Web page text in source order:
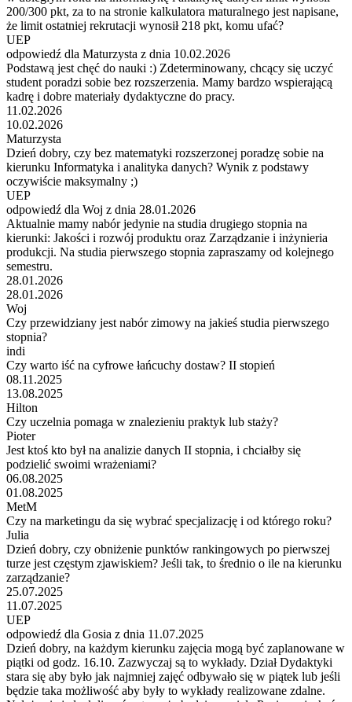
200/300 pkt, za to na stronie kalkulatora maturalnego jest napisane,
że limit ostatniej rekrutacji wynosił 218 pkt, komu ufać?
UEP
odpowiedź dla Maturzysta z dnia 10.02.2026
Podstawą jest chęć do nauki :) Zdeterminowany, chcący się uczyć
student poradzi sobie bez rozszerzenia. Mamy bardzo wspierającą
kadrę i dobre materiały dydaktyczne do pracy.
11.02.2026
10.02.2026
Maturzysta
Dzień dobry, czy bez matematyki rozszerzonej poradzę sobie na
kierunku Informatyka i analityka danych? Wynik z podstawy
oczywiście maksymalny ;)
UEP
odpowiedź dla Woj z dnia 28.01.2026
Aktualnie mamy nabór jedynie na studia drugiego stopnia na
kierunki: Jakości i rozwój produktu oraz Zarządzanie i inżynieria
produkcji. Na studia pierwszego stopnia zapraszamy od kolejnego
semestru.
28.01.2026
28.01.2026
Woj
Czy przewidziany jest nabór zimowy na jakieś studia pierwszego
stopnia?
indi
Czy warto iść na cyfrowe łańcuchy dostaw? II stopień
08.11.2025
13.08.2025
Hilton
Czy uczelnia pomaga w znalezieniu praktyk lub staży?
Pioter
Jest ktoś kto był na analizie danych II stopnia, i chciałby się
podzielić swoimi wrażeniami?
06.08.2025
01.08.2025
MetM
Czy na marketingu da się wybrać specjalizację i od którego roku?
Julia
Dzień dobry, czy obniżenie punktów rankingowych po pierwszej
turze jest częstym zjawiskiem? Jeśli tak, to średnio o ile na kierunku
zarządzanie?
25.07.2025
11.07.2025
UEP
odpowiedź dla Gosia z dnia 11.07.2025
Dzień dobry, na każdym kierunku zajęcia mogą być zaplanowane w
piątki od godz. 16.10. Zazwyczaj są to wykłady. Dział Dydaktyki
stara się aby było jak najmniej zajęć odbywało się w piątek lub jeśli
będzie taka możliwość aby były to wykłady realizowane zdalne.